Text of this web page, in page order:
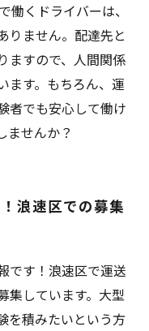
働くドライバーは、
りません。配達先と
ますので、人間関係
ます。もちろん、運
者でも安心して働け
ませんか？
浪速区での募集
です！浪速区で運送
集しています。大型
を積みたいという方